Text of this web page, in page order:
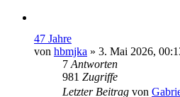
47 Jahre
von hbmjka » 3. Mai 2026,
7 Antworten
981 Zugriffe
Letzter Beitrag von